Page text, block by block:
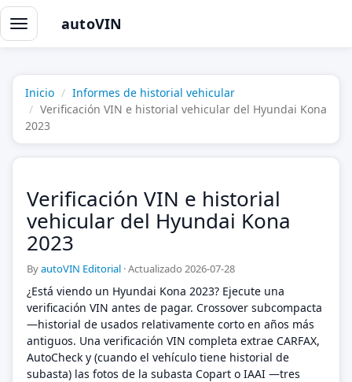
Alternar
navegación
autoVIN
Inicio
Informes de historial vehicular
Verificación VIN e historial vehicular del Hyundai Kona
2023
Verificación VIN e historial
vehicular del Hyundai Kona
2023
ByautoVIN Editorial ·Actualizado 2026-07-28
¿Está viendo un Hyundai Kona 2023? Ejecute una
verificación VIN antes de pagar. Crossover subcompacta
—historial de usados relativamente corto en años más
antiguos. Una verificación VIN completa extrae CARFAX,
AutoCheck y (cuando el vehículo tiene historial de
subasta) las fotos de la subasta Copart o IAAI —tres